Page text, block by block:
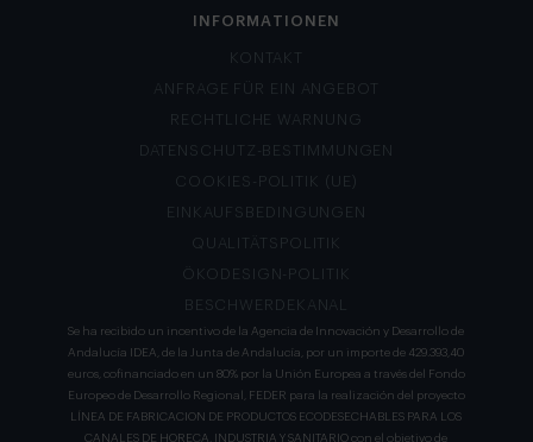
INFORMATIONEN
KONTAKT
ANFRAGE FÜR EIN ANGEBOT
RECHTLICHE WARNUNG
DATENSCHUTZ-BESTIMMUNGEN
COOKIES-POLITIK (UE)
EINKAUFSBEDINGUNGEN
QUALITÄTSPOLITIK
ÖKODESIGN-POLITIK
BESCHWERDEKANAL
Se ha recibido un incentivo de la Agencia de Innovación y Desarrollo de
Andalucía IDEA, de la Junta de Andalucía, por un importe de 429.393,40
euros, cofinanciado en un 80% por la Unión Europea a través del Fondo
Europeo de Desarrollo Regional, FEDER para la realización del proyecto
LÍNEA DE FABRICACION DE PRODUCTOS ECODESECHABLES PARA LOS
CANALES DE HORECA, INDUSTRIA Y SANITARIO con el objetivo de